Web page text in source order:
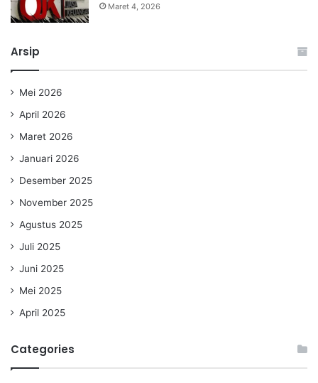
Maret 4, 2026
Arsip
Mei 2026
April 2026
Maret 2026
Januari 2026
Desember 2025
November 2025
Agustus 2025
Juli 2025
Juni 2025
Mei 2025
April 2025
Categories